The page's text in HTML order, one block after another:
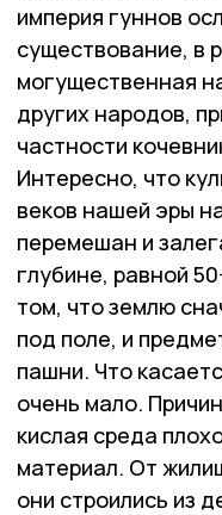
империя гуннов
существование, в
могущественная
других народов,
частности
Интересно, что
веков нашей эры
перемешан и
глубине, равной
том, что землю
под поле, и
пашни. Что
очень мало.
кислая среда
материал. От
они строились из